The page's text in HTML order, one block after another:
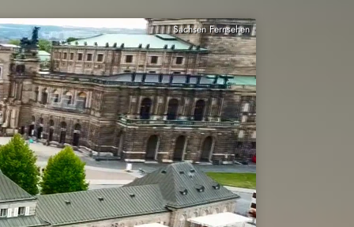
Sachsen Fernsehen